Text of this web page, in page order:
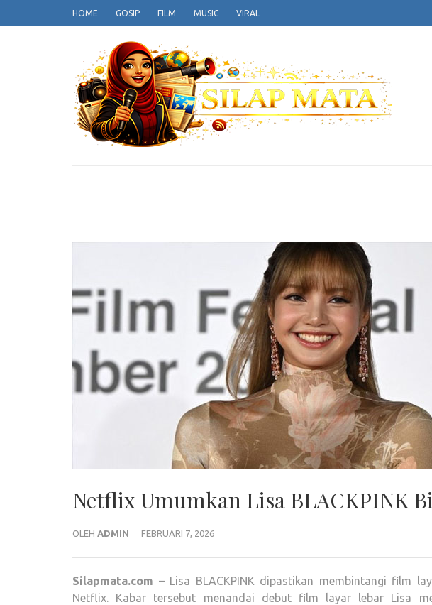
ke
HOME GOSIP FILM MUSIC VIRAL
Netflix Umumkan Lisa BLACKPINK
OLEH ADMIN FEBRUARI 7, 2026
Silapmata.com – Lisa BLACKPINK dipastikan membintangi film
Netflix. Kabar tersebut menandai debut film layar lebar Lisa